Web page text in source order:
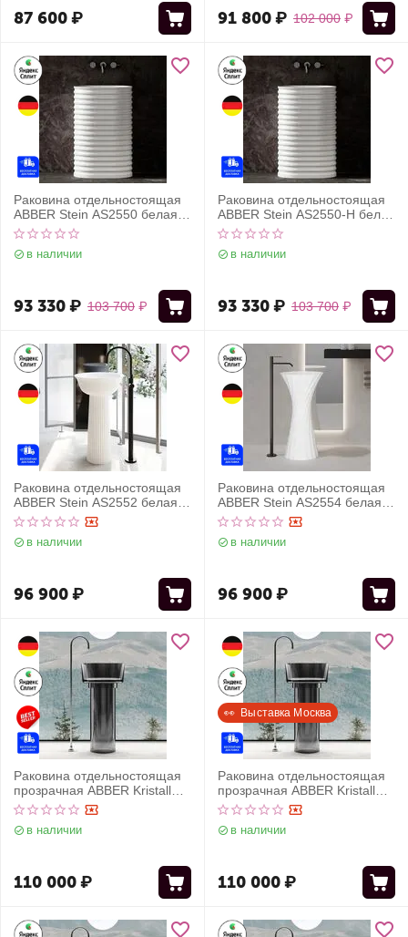
87 600₽ 102 000 ₽
91 800₽
Раковина отдельностоящая
ABBER Stein AS2550 белая
матовая
в наличии
103 700 ₽
93 330₽
Раковина отдельностоящая
ABBER Stein AS2550-H белая
матовая
в наличии
103 700 ₽
93 330₽
Раковина отдельностоящая
ABBER Stein AS2552 белая
матовая
в наличии
96 900₽
Раковина отдельностоящая
ABBER Stein AS2554 белая
матовая
в наличии
96 900₽
Раковина отдельностоящая
прозрачная ABBER Kristall
AT2702Onyx черная
в наличии
110 000₽
👀  Выставка Москва
Раковина отдельностоящая
прозрачная ABBER Kristall
AT2702Onyx-H черная
в наличии
110 000₽